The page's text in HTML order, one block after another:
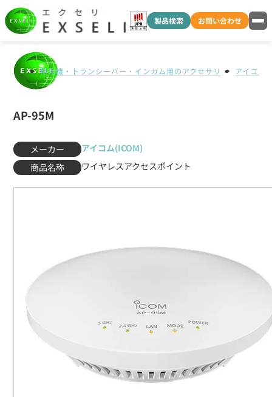
製品検索 お問い合わせ
無線機・トランシーバー・インカム用のアクセサリ アイコム
AP-95M
メーカー
アイコム(ICOM)
商品名称
ワイヤレスアクセスポイント